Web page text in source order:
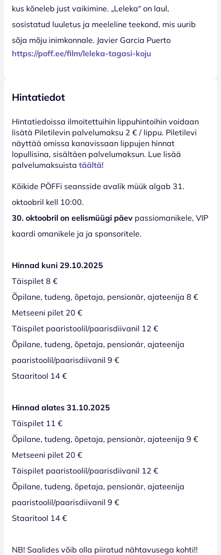
kus kõneleb just vaikimine. „Leleka“ on laul,
sosistatud luuletus ja meeleline teekond, mis uurib
sõja mõju inimkonnale. Javier Garcia Puerto
https://poff.ee/film/leleka-tagasi-koju
Hintatiedot
Hinta­tiedoissa ilmoitettuihin lippuhintoihin voidaan
lisätä Piletilevin palvelumaksu 2 € / lippu. Piletilevi
näyttää omissa kanavissaan lippujen hinnat
lopullisina, sisältäen palvelumaksun. Lue lisää
palvelumaksuista täältä!
Kõikide PÖFFi seansside avalik müük algab 31.
oktoobril kell 10:00.
30. oktoobril on eelismüügi päev passiomanikele, VIP
kaardi omanikele ja ja sponsoritele.
Hinnad kuni 29.10.2025
Täispilet 8 €
Õpilane, tudeng, õpetaja, pensionär, ajateenija 8 €
Metseeni pilet 20 €
Täispilet paaristoolil/paarisdiivanil 12 €
Õpilane, tudeng, õpetaja, pensionär, ajateenija
paaristoolil/paarisdiivanil 9 €
Staaritool 14 €
Hinnad alates 31.10.2025
Täispilet 11 €
Õpilane, tudeng, õpetaja, pensionär, ajateenija 9 €
Metseeni pilet 20 €
Täispilet paaristoolil/paarisdiivanil 12 €
Õpilane, tudeng, õpetaja, pensionär, ajateenija
paaristoolil/paarisdiivanil 9 €
Staaritool 14 €
NB! Saalides võib olla piiratud nähtavusega kohti!!